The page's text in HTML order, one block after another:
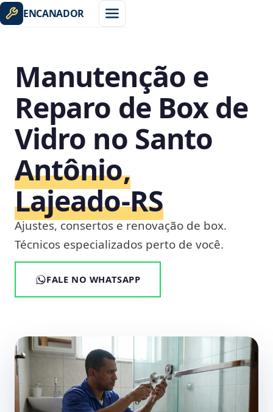
ENCANADOR
Manutenção e
Reparo de Box de
Vidro no Santo
Antônio,
Lajeado‑RS
Ajustes, consertos e renovação de box.
Técnicos especializados perto de você.
FALE NO WHATSAPP